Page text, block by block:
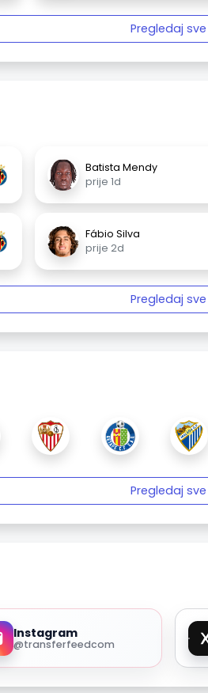
Pregledaj sve
Batista Mendy
prije 1d
Fábio Silva
prije 2d
Pregledaj sve
Pregledaj sve
Instagram
@transferfeedcom